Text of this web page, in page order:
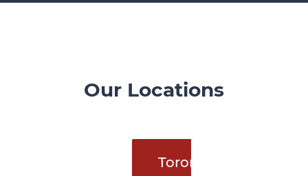
Our Locations
Toronto